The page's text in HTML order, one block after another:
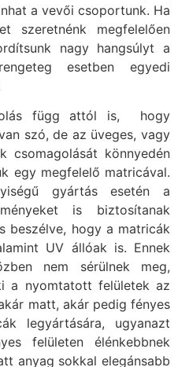
a vevői csoportunk. Ha
szeretnénk megfelelően
nagy hangsúlyt a
esetben egyedi
függ attól is, hogy
szó, de az üveges, vagy
csomagolását könnyedén
egy megfelelő matricával.
gyártás esetén a
is biztosítanak
beszélve, hogy a matricák
UV állóak is. Ennek
nem sérülnek meg,
a nyomtatott felületek az
matt, akár pedig fényes
legyártására, ugyanazt
felületen élénkebbnek
anyag sokkal elegánsabb